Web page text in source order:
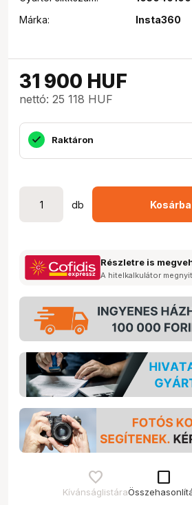
Márka:
Insta360
31 900 HUF
nettó: 25 118 HUF
Raktáron
db
Részletre is
A hitelkalkulátor
Kívánságlistára
check_box_outline_blank